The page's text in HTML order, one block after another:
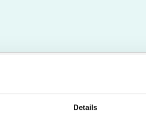
Details
Bloedwaardentest. Al snel heb ik mijn
uitslagen ontvangen. Ik raad iedereen